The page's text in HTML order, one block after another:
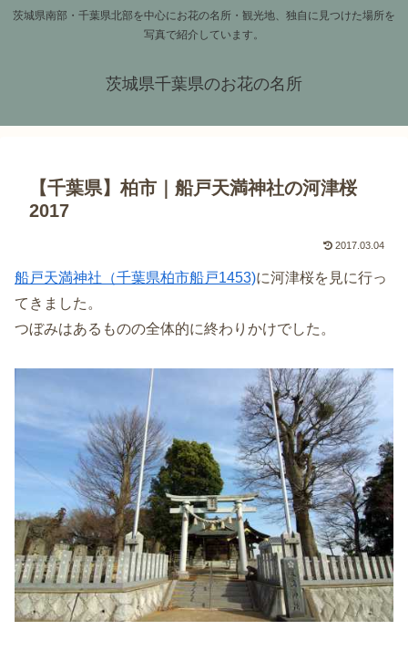
茨城県南部・千葉県北部を中心にお花の名所・観光地、独自に見つけた場所を
写真で紹介しています。
茨城県千葉県のお花の名所
【千葉県】柏市｜船戸天満神社の河津桜
2017
2017.03.04
船戸天満神社（千葉県柏市船戸1453)に河津桜を見に行っ
てきました。
つぼみはあるものの全体的に終わりかけでした。